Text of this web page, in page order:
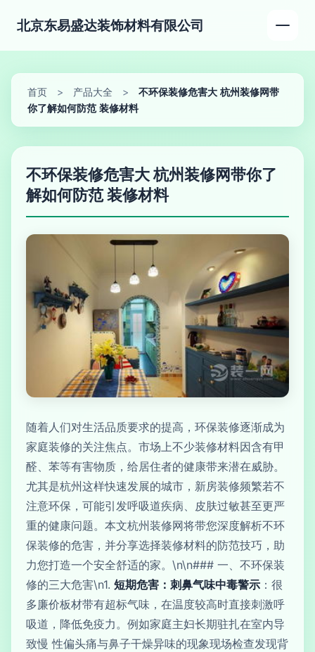
北京东易盛达装饰材料有限公司
首页 > 产品大全 >
不环保装修危害大 杭州装修网带
你了解如何防范 装修材料
不环保装修危害大 杭州装修网带你了
解如何防范 装修材料
随着人们对生活品质要求的提高，环保装修逐渐成为
家庭装修的关注焦点。市场上不少装修材料因含有甲
醛、苯等有害物质，给居住者的健康带来潜在威胁。
尤其是杭州这样快速发展的城市，新房装修频繁若不
注意环保，可能引发呼吸道疾病、皮肤过敏甚至更严
重的健康问题。本文杭州装修网将带您深度解析不环
保装修的危害，并分享选择装修材料的防范技巧，助
力您打造一个安全舒适的家。\n\n### 一、不环保装
修的三大危害\n1. 短期危害：刺鼻气味中毒警示 ：很
多廉价板材带有超标气味，在温度较高时直接刺激呼
吸道，降低免疫力。例如家庭主妇长期驻扎在室内导
致慢 性偏头痛与鼻子干燥异味的现象现场检查发现背